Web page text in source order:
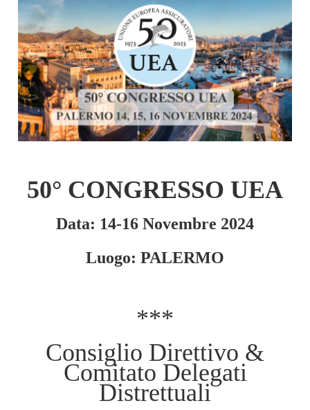
50° CONGRESSO UEA
Data: 14-16 Novembre 2024
Luogo: PALERMO
***
Consiglio Direttivo &
Comitato Delegati
Distrettuali